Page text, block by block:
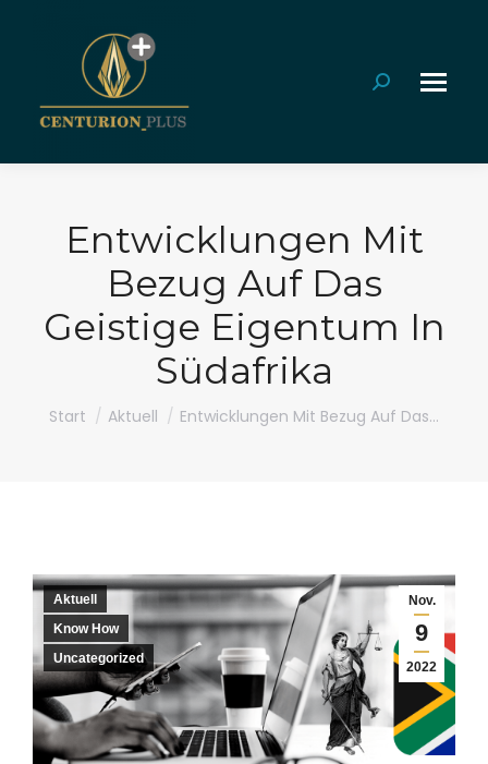
Search:
Entwicklungen Mit
Bezug Auf Das
Geistige Eigentum In
Südafrika
Sie befinden sich hier:
Start Aktuell Entwicklungen Mit Bezug Auf Das…
Nov.
9
2022
Aktuell
Know How
Uncategorized